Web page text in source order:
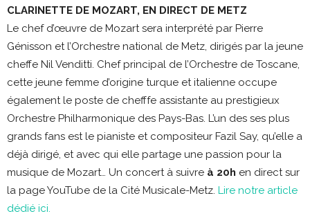
CLARINETTE DE MOZART, EN DIRECT DE METZ
Le chef d’œuvre de Mozart sera interprété par Pierre
Génisson et l’Orchestre national de Metz, dirigés par la jeune
cheffe Nil Venditti. Chef principal de l’Orchestre de Toscane,
cette jeune femme d’origine turque et italienne occupe
également le poste de chefffe assistante au prestigieux
Orchestre Philharmonique des Pays-Bas. L’un des ses plus
grands fans est le pianiste et compositeur Fazil Say, qu’elle a
déjà dirigé, et avec qui elle partage une passion pour la
musique de Mozart… Un concert à suivre à 20h en direct sur
la page YouTube de la Cité Musicale-Metz. Lire notre article
dédié ici.